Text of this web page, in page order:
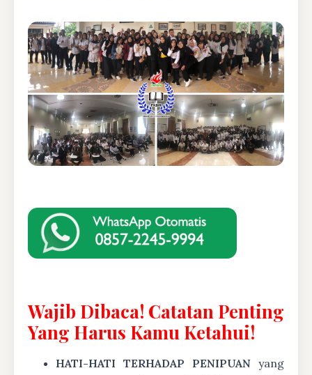
Wajib Dibaca! Catatan Penting
Yang Harus Kamu Ketahui!
HATI-HATI TERHADAP PENIPUAN yang